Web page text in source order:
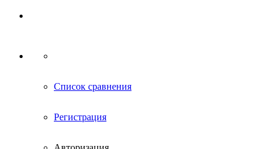
Список сравнения
Регистрация